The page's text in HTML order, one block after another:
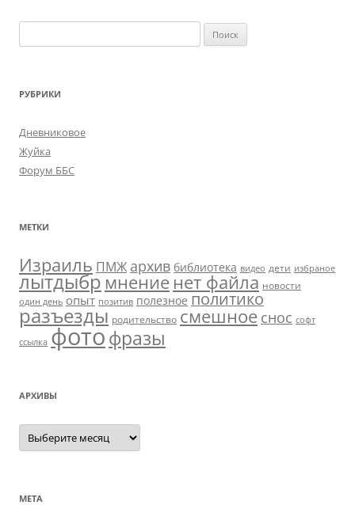
РУБРИКИ
Дневниковое
Жуйка
Форум ББС
МЕТКИ
Израиль ПМЖ архив библиотека видео дети избраное
лытдыбрмнение нет файла новости
один день опыт позитив полезное политико
разъезды родительство смешное снос софт
ссылка фотофразы
АРХИВЫ
Архивы
МЕТА